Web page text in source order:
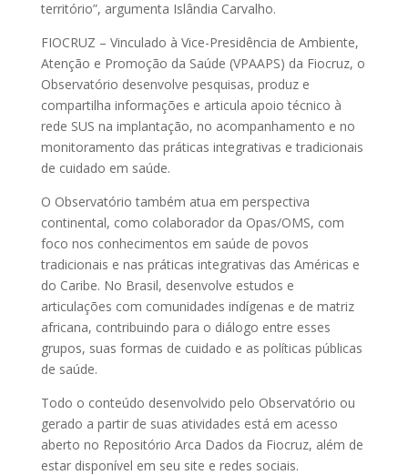
território”, argumenta Islândia Carvalho.
FIOCRUZ – Vinculado à Vice-Presidência de Ambiente,
Atenção e Promoção da Saúde (VPAAPS) da Fiocruz, o
Observatório desenvolve pesquisas, produz e
compartilha informações e articula apoio técnico à
rede SUS na implantação, no acompanhamento e no
monitoramento das práticas integrativas e tradicionais
de cuidado em saúde.
O Observatório também atua em perspectiva
continental, como colaborador da Opas/OMS, com
foco nos conhecimentos em saúde de povos
tradicionais e nas práticas integrativas das Américas e
do Caribe. No Brasil, desenvolve estudos e
articulações com comunidades indígenas e de matriz
africana, contribuindo para o diálogo entre esses
grupos, suas formas de cuidado e as políticas públicas
de saúde.
Todo o conteúdo desenvolvido pelo Observatório ou
gerado a partir de suas atividades está em acesso
aberto no Repositório Arca Dados da Fiocruz, além de
estar disponível em seu site e redes sociais.